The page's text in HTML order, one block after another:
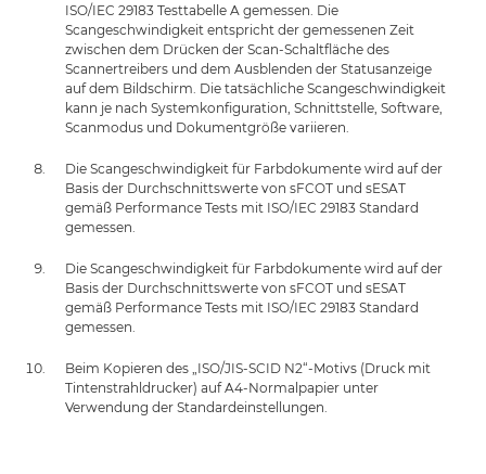
ISO/IEC 29183 Testtabelle A gemessen. Die
Scangeschwindigkeit entspricht der gemessenen Zeit
zwischen dem Drücken der Scan-Schaltfläche des
Scannertreibers und dem Ausblenden der Statusanzeige
auf dem Bildschirm. Die tatsächliche Scangeschwindigkeit
kann je nach Systemkonfiguration, Schnittstelle, Software,
Scanmodus und Dokumentgröße variieren.
Die Scangeschwindigkeit für Farbdokumente wird auf der
Basis der Durchschnittswerte von sFCOT und sESAT
gemäß Performance Tests mit ISO/IEC 29183 Standard
gemessen.
Die Scangeschwindigkeit für Farbdokumente wird auf der
Basis der Durchschnittswerte von sFCOT und sESAT
gemäß Performance Tests mit ISO/IEC 29183 Standard
gemessen.
Beim Kopieren des „ISO/JIS-SCID N2“-Motivs (Druck mit
Tintenstrahldrucker) auf A4-Normalpapier unter
Verwendung der Standardeinstellungen.